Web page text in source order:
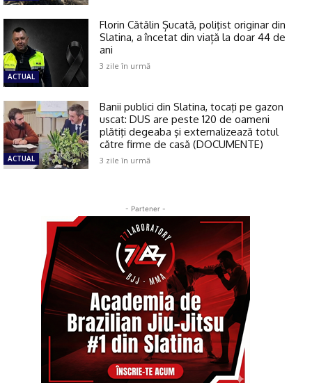
ACTUAL
Florin Cătălin Șucată, poliţist originar din
Slatina, a încetat din viață la doar 44 de
ani
3 zile în urmă
ACTUAL
Banii publici din Slatina, tocaţi pe gazon
uscat: DUS are peste 120 de oameni
plătiţi degeaba şi externalizează totul
către firme de casă (DOCUMENTE)
3 zile în urmă
- Partener -